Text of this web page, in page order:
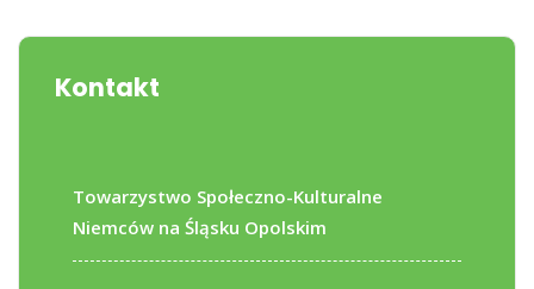
Kontakt
Towarzystwo Społeczno-Kulturalne
Niemców na Śląsku Opolskim